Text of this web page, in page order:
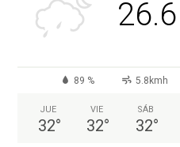
26.6
89 % 5.8kmh
JUE
32°
VIE
32°
SÁB
32°